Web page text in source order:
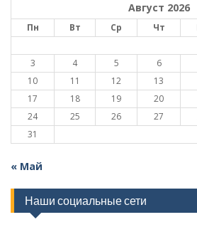
Август 2026
Пн Вт Ср Чт
3
4 5 6
10
11 12 13
17
18 19 20
24
25 26 27
31
« Май
Наши социальные сети